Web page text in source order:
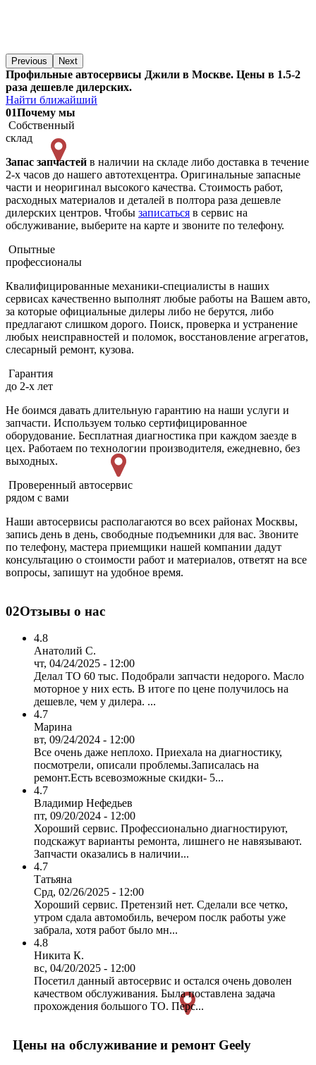
Previous Next
Профильные автосервисы Джили в Москве. Цены в 1.5-2
раза дешевле дилерских.
Найти ближайший
01Почему мы
Собственный
склад
Запас запчастей в наличии на складе либо доставка в течение
2-х часов до нашего автотехцентра. Оригинальные запасные
части и неоригинал высокого качества. Стоимость работ,
расходных материалов и деталей в полтора раза дешевле
дилерских центров. Чтобы записаться в сервис на
обслуживание, выберите на карте и звоните по телефону.
Опытные
профессионалы
Квалифицированные механики-специалисты в наших
сервисах качественно выполнят любые работы на Вашем авто,
за которые официальные дилеры либо не берутся, либо
предлагают слишком дорого. Поиск, проверка и устранение
любых неисправностей и поломок, восстановление агрегатов,
слесарный ремонт, кузова.
Гарантия
до 2-х лет
Не боимся давать длительную гарантию на наши услуги и
запчасти. Используем только сертифицированное
оборудование. Бесплатная диагностика при каждом заезде в
цех. Работаем по технологии производителя, ежедневно, без
выходных.
Проверенный автосервис
рядом с вами
Наши автосервисы располагаются во всех районах Москвы,
запись день в день, свободные подъемники для вас. Звоните
по телефону, мастера приемщики нашей компании дадут
консультацию о стоимости работ и материалов, ответят на все
вопросы, запишут на удобное время.
02Отзывы о нас
4.8
Анатолий С.
чт, 04/24/2025 - 12:00
Делал ТО 60 тыс. Подобрали запчасти недорого. Масло
моторное у них есть. В итоге по цене получилось на
дешевле, чем у дилера. ...
4.7
Марина
вт, 09/24/2024 - 12:00
Все очень даже неплохо. Приехала на диагностику,
посмотрели, описали проблемы.Записалась на
ремонт.Есть всевозможные скидки- 5...
4.7
Владимир Нефедьев
пт, 09/20/2024 - 12:00
Хороший сервис. Профессионально диагностируют,
подскажут варианты ремонта, лишнего не навязывают.
Запчасти оказались в наличии...
4.7
Татьяна
Срд, 02/26/2025 - 12:00
Хороший сервис. Претензий нет. Сделали все четко,
утром сдала автомобиль, вечером послк работы уже
забрала, хотя работ было мн...
4.8
Никита К.
вс, 04/20/2025 - 12:00
Посетил данный автосервис и остался очень доволен
качеством обслуживания. Была поставлена задача
прохождения большого ТО. Перс...
Цены на обслуживание и ремонт Geely